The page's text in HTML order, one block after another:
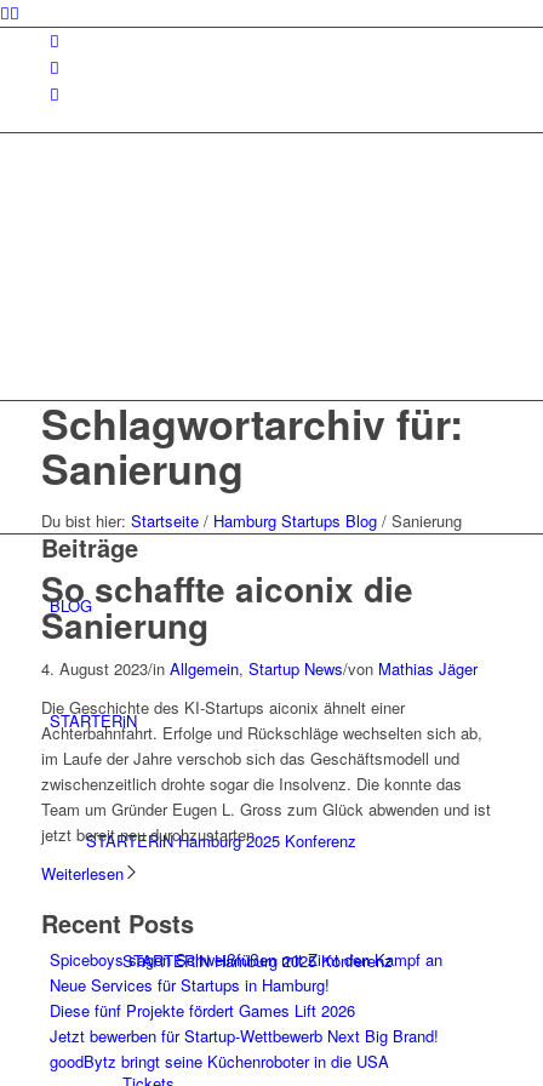
BLOG
STARTERiN
STARTERiN Hamburg 2025 Konferenz
STARTERiN Hamburg 2025 Konferenz
Schlagwortarchiv für:
Sanierung
Du bist hier: Startseite / Hamburg Startups Blog / Sanierung
Beiträge
So schaffte aiconix die
Sanierung
4. August 2023/in Allgemein, Startup News/von Mathias Jäger
Die Geschichte des KI-Startups aiconix ähnelt einer
Achterbahnfahrt. Erfolge und Rückschläge wechselten sich ab,
im Laufe der Jahre verschob sich das Geschäftsmodell und
zwischenzeitlich drohte sogar die Insolvenz. Die konnte das
Team um Gründer Eugen L. Gross zum Glück abwenden und ist
jetzt bereit neu durchzustarten.
Weiterlesen
Recent Posts
Spiceboys sagen Schweißfüßen mit Zimt den Kampf an
Neue Services für Startups in Hamburg!
Diese fünf Projekte fördert Games Lift 2026
Jetzt bewerben für Startup-Wettbewerb Next Big Brand!
goodBytz bringt seine Küchenroboter in die USA